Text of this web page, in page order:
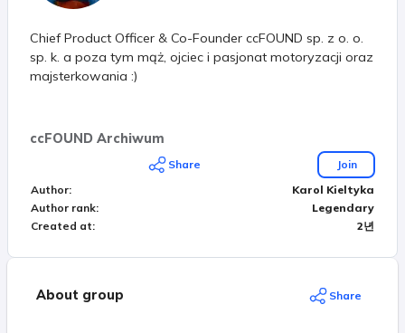
Chief Product Officer & Co-Founder ccFOUND sp. z o. o.
sp. k. a poza tym mąż, ojciec i pasjonat motoryzacji oraz
majsterkowania :)
ccFOUND Archiwum
Share
Join
Author:
Karol Kieltyka
Author rank:
Legendary
Created at: 2년
About group Share